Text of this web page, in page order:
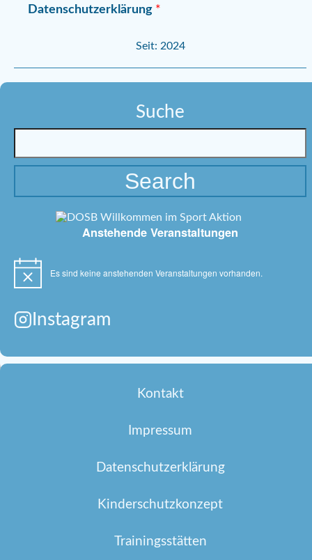
Datenschutzerklärung *
t
i
Seit: 2024
Suche
Anstehende Veranstaltungen
Hinweis Es sind keine anstehenden Veranstaltungen vorhanden.
Instagram
Kontakt
Impressum
Datenschutzerklärung
Kinderschutzkonzept
Trainingsstätten